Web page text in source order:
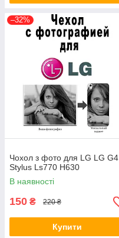
–32%
Чохол з фото для LG LG G4
Stylus Ls770 H630
В наявності
150 ₴ 220 ₴
Купити